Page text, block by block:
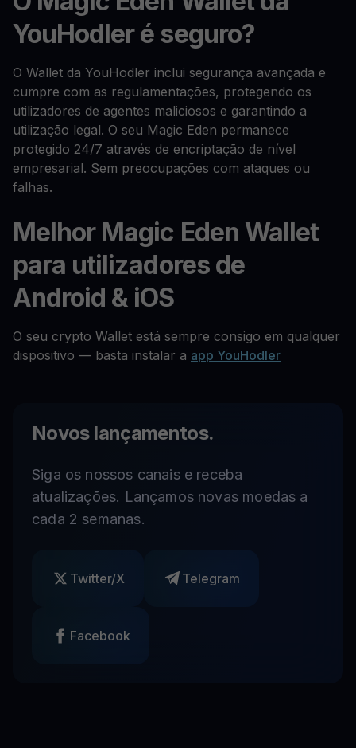
YouHodler é seguro?
O Wallet da YouHodler inclui segurança avançada e
cumpre com as regulamentações, protegendo os
utilizadores de agentes maliciosos e garantindo a
utilização legal. O seu Magic Eden permanece
protegido 24/7 através de encriptação de nível
empresarial. Sem preocupações com ataques ou
falhas.
Melhor Magic Eden Wallet
para utilizadores de
Android & iOS
O seu crypto Wallet está sempre consigo em qualquer
dispositivo — basta instalar a app YouHodler
Novos lançamentos.
Siga os nossos canais e receba
atualizações. Lançamos novas moedas a
cada 2 semanas.
Twitter/X Telegram
Facebook